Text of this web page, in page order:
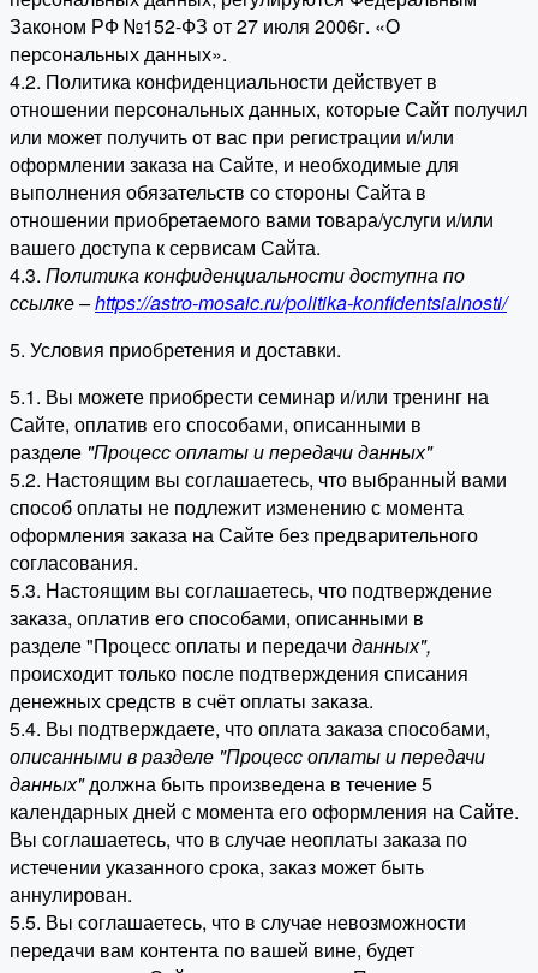
Законом РФ №152-ФЗ от 27 июля 2006г. «О
персональных данных».
4.2. Политика конфиденциальности действует в
отношении персональных данных, которые Сайт получил
или может получить от вас при регистрации и/или
оформлении заказа на Сайте, и необходимые для
выполнения обязательств со стороны Сайта в
отношении приобретаемого вами товара/услуги и/или
вашего доступа к сервисам Сайта.
4.3. Политика конфиденциальности доступна по
ссылке –https://astro-mosaic.ru/politika-konfidentsialnosti/
5. Условия приобретения и доставки.
5.1. Вы можете приобрести семинар и/или тренинг на
Сайте, оплатив его способами, описанными в
разделе "Процесс оплаты и передачи данных"
5.2. Настоящим вы соглашаетесь, что выбранный вами
способ оплаты не подлежит изменению с момента
оформления заказа на Сайте без предварительного
согласования.
5.3. Настоящим вы соглашаетесь, что подтверждение
заказа, оплатив его способами, описанными в
разделе "Процесс оплаты и передачи данных",
происходит только после подтверждения списания
денежных средств в счёт оплаты заказа.
5.4. Вы подтверждаете, что оплата заказа способами,
описанными в разделе "Процесс оплаты и передачи
данных"должна быть произведена в течение 5
календарных дней с момента его оформления на Сайте.
Вы соглашаетесь, что в случае неоплаты заказа по
истечении указанного срока, заказ может быть
аннулирован.
5.5. Вы соглашаетесь, что в случае невозможности
передачи вам контента по вашей вине, будет